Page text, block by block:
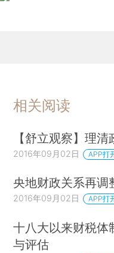
相关阅读
【舒立观察】理
2016年09月02日 APP打
央地财政关系再调
2016年09月02日 APP打
十八大以来财税体
与评估